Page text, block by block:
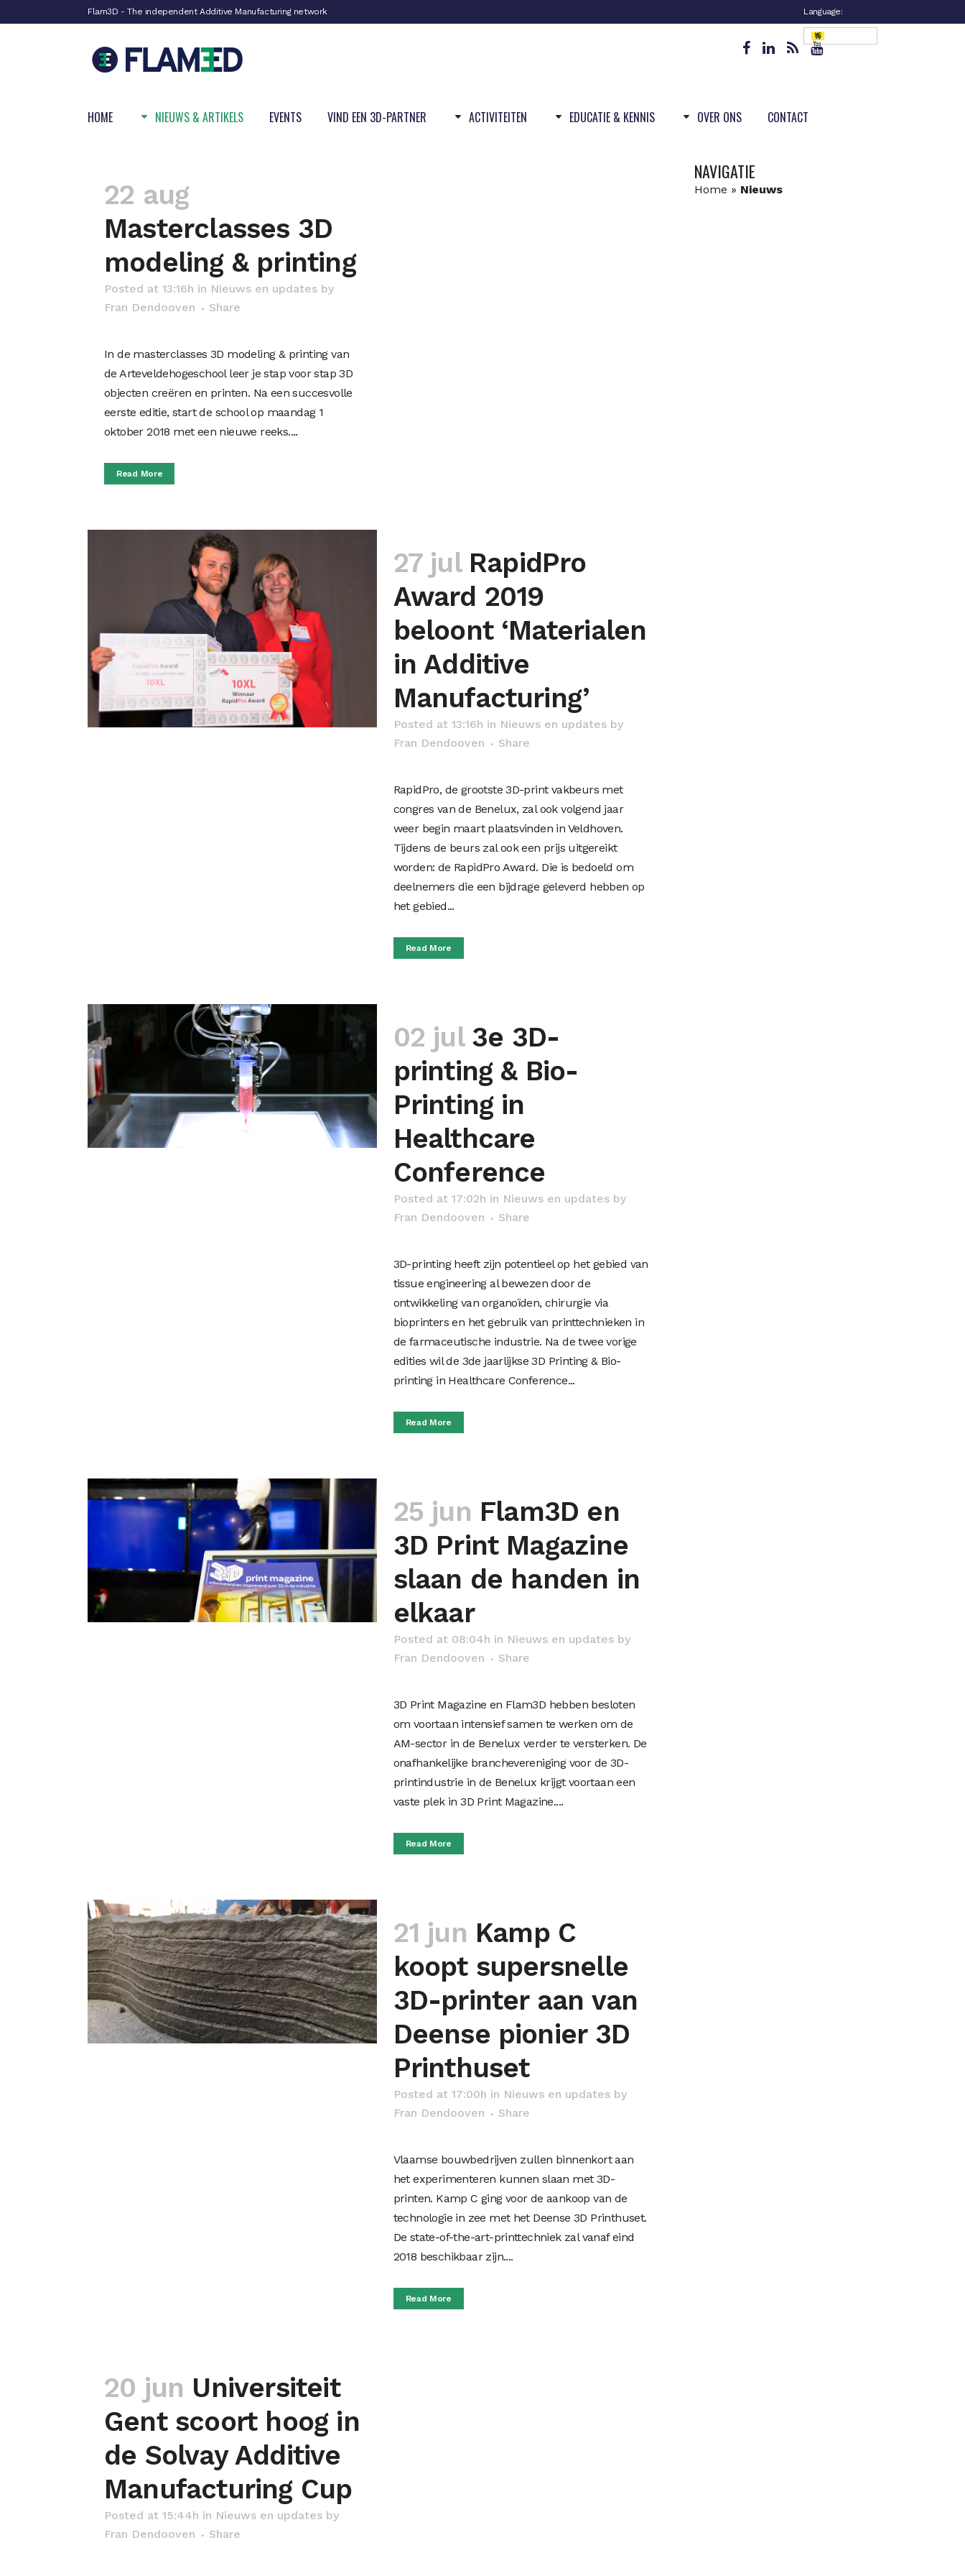
Flam3D - The independent Additive Manufacturing network Language:
HOME NIEUWS & ARTIKELS EVENTS VIND EEN 3D-PARTNER ACTIVITEITEN EDUCATIE & KENNIS OVER ONS CONTACT
22 aug
Masterclasses 3D
modeling & printing
Posted at 13:16h in Nieuws en updates by
Fran Dendooven
Share
In de masterclasses 3D modeling & printing van
de Arteveldehogeschool leer je stap voor stap 3D
objecten creëren en printen. Na een succesvolle
eerste editie, start de school op maandag 1
oktober 2018 met een nieuwe reeks....
Read More
27 jul RapidPro
Award 2019
beloont ‘Materialen
in Additive
Manufacturing’
Posted at 13:16h in Nieuws en updates by
Fran Dendooven
Share
RapidPro, de grootste 3D-print vakbeurs met
congres van de Benelux, zal ook volgend jaar
weer begin maart plaatsvinden in Veldhoven.
Tijdens de beurs zal ook een prijs uitgereikt
worden: de RapidPro Award. Die is bedoeld om
deelnemers die een bijdrage geleverd hebben op
het gebied...
Read More
02 jul 3e 3D-
printing & Bio-
Printing in
Healthcare
Conference
Posted at 17:02h in Nieuws en updates by
Fran Dendooven
Share
3D-printing heeft zijn potentieel op het gebied van
tissue engineering al bewezen door de
ontwikkeling van organoïden, chirurgie via
bioprinters en het gebruik van printtechnieken in
de farmaceutische industrie. Na de twee vorige
edities wil de 3de jaarlijkse 3D Printing & Bio-
printing in Healthcare Conference...
Read More
25 jun Flam3D en
3D Print Magazine
slaan de handen in
elkaar
Posted at 08:04h in Nieuws en updates by
Fran Dendooven
Share
3D Print Magazine en Flam3D hebben besloten
om voortaan intensief samen te werken om de
AM-sector in de Benelux verder te versterken. De
onafhankelijke branchevereniging voor de 3D-
printindustrie in de Benelux krijgt voortaan een
vaste plek in 3D Print Magazine....
Read More
21 jun Kamp C
koopt supersnelle
3D-printer aan van
Deense pionier 3D
Printhuset
Posted at 17:00h in Nieuws en updates by
Fran Dendooven
Share
Vlaamse bouwbedrijven zullen binnenkort aan
het experimenteren kunnen slaan met 3D-
printen. Kamp C ging voor de aankoop van de
technologie in zee met het Deense 3D Printhuset.
De state-of-the-art-printtechniek zal vanaf eind
2018 beschikbaar zijn....
Read More
20 jun Universiteit
Gent scoort hoog in
de Solvay Additive
Manufacturing Cup
Posted at 15:44h in Nieuws en updates by
Fran Dendooven
Share
NAVIGATIE
Home » Nieuws